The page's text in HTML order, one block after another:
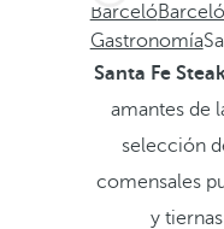
Barceló
Gastronomía
Santa Fe
amantes de
selección
comensales
y